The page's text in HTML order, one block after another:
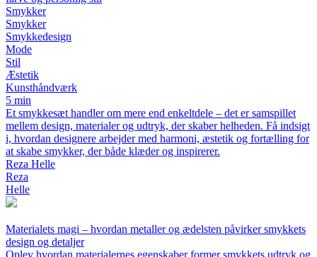
Smykker
Smykker
Smykkedesign
Mode
Stil
Æstetik
Kunsthåndværk
5 min
Et smykkesæt handler om mere end enkeltdele – det er samspillet
mellem design, materialer og udtryk, der skaber helheden. Få indsigt
i, hvordan designere arbejder med harmoni, æstetik og fortælling for
at skabe smykker, der både klæder og inspirerer.
Reza Helle
Reza
Helle
Materialets magi – hvordan metaller og ædelsten påvirker smykkets
design og detaljer